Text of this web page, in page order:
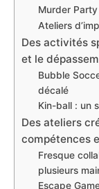
Murder
Ateliers
Des activités
et le
Bubble
décalé
Kin-ball : un
Des ateliers
compétences
Fresque
plusieurs
Escape